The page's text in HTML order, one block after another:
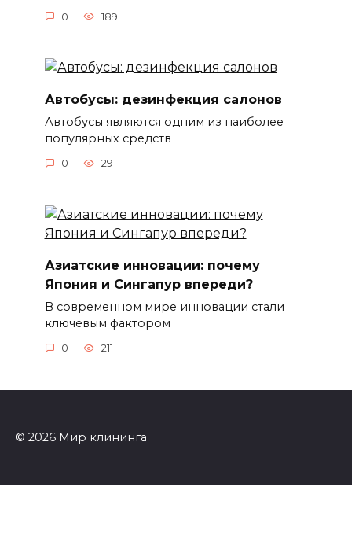
0 189
Автобусы: дезинфекция салонов
Автобусы являются одним из наиболее
популярных средств
0 291
Азиатские инновации: почему
Япония и Сингапур впереди?
В современном мире инновации стали
ключевым фактором
0 211
© 2026 Мир клининга